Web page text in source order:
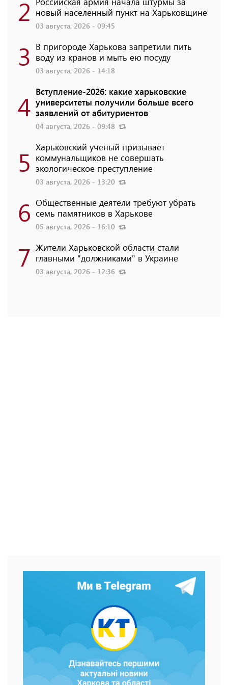
2 новый населенный пункт на Харьковщине
03 августа, 2026 - 09:45
3 В пригороде Харькова запретили пить
воду из кранов и мыть ею посуду
03 августа, 2026 - 14:18
4 Вступление-2026: какие харьковские
университеты получили больше всего
заявлений от абитуриентов
04 августа, 2026 - 09:48
5 Харьковский ученый призывает
коммунальщиков не совершать
экологическое преступление
03 августа, 2026 - 13:20
6 Общественные деятели требуют убрать
семь памятников в Харькове
05 августа, 2026 - 16:10
7 Жители Харьковской области стали
главными "должниками" в Украине
03 августа, 2026 - 12:36